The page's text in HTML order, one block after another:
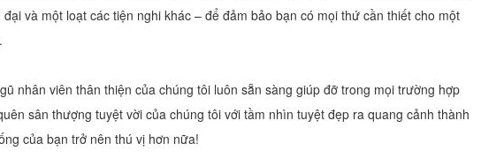
và một loạt các tiện nghi khác – để đảm bảo bạn có mọi thứ cần thiết cho một
nhân viên thân thiện của chúng tôi luôn sẵn sàng giúp đỡ trong mọi trường hợp
sân thượng tuyệt vời của chúng tôi với tầm nhìn tuyệt đẹp ra quang cảnh thành
của bạn trở nên thú vị hơn nữa!